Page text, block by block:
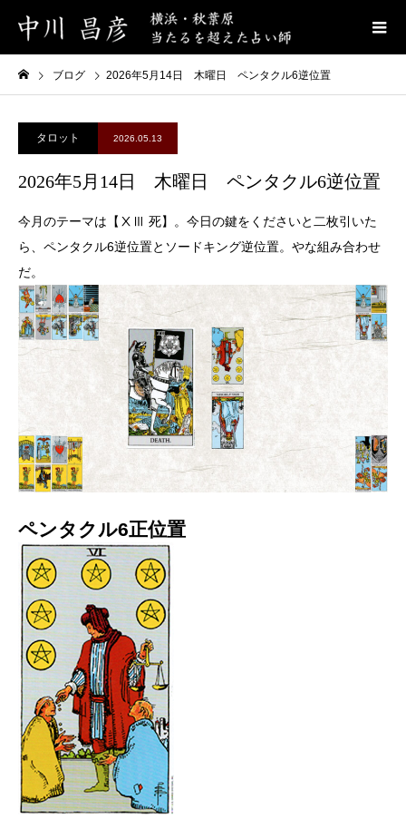
ブログ 2026年5月14日 木曜日 ペンタクル6逆位置
タロット 2026.05.13
2026年5月14日 木曜日 ペンタクル6逆位置
今月のテーマは【ⅩⅢ 死】。今日の鍵をくださいと二枚引いた
ら、ペンタクル6逆位置とソードキング逆位置。やな組み合わせ
だ。
ペンタクル6正位置